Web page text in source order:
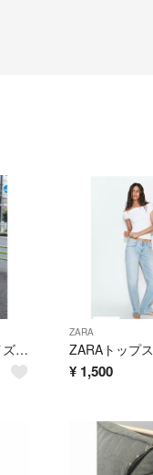
ZARA TRF ローライズポケットデニムパンツ
ZARA
ZARAトップス
¥ 1,500